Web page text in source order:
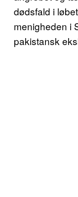
dødsfald i
menigheden i
pakistansk